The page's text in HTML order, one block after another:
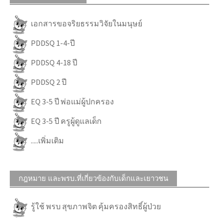
เอกสารขอจริยธรรมวิจัยในมนุษย์
PDDSQ 1-4-ปี
PDDSQ 4-18 ปี
PDDSQ 2 ปี
EQ 3-5 ปี พ่อแม่ผู้ปกครอง
EQ 3-5 ปี ครูผู้ดูแลเด็ก
.....เพิ่มเติม
กฎหมาย และพรบ.ที่เกี่ยวข้องกับเด็กและเยาวชน
รู้ใช้ พรบ สุขภาพจิต คุ้มครองสิทธิ์ผู้ป่วย